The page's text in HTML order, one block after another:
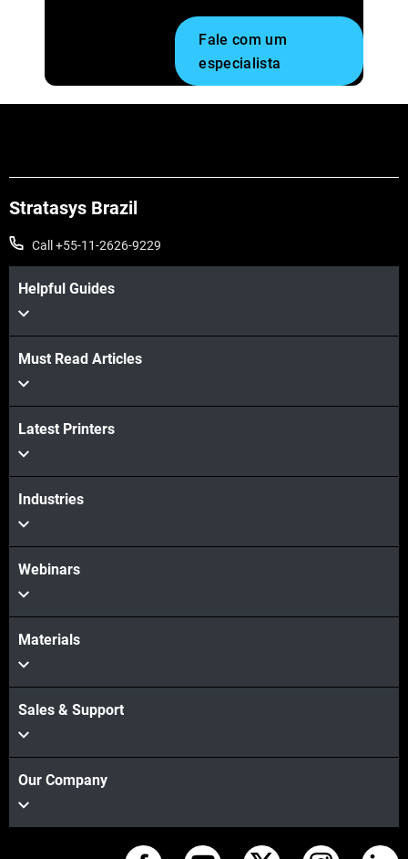
Fale com um
especialista
Stratasys Brazil
Call +55-11-2626-9229
Helpful Guides
Must Read Articles
Latest Printers
Industries
Webinars
Materials
Sales & Support
Our Company